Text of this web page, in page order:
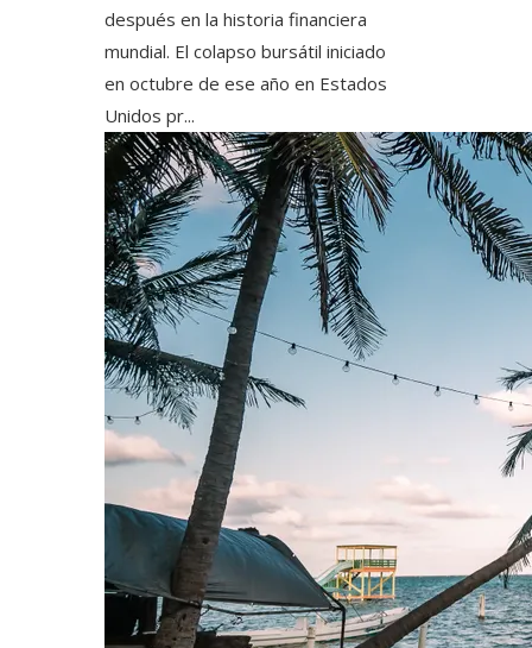
después en la historia financiera
mundial. El colapso bursátil iniciado
en octubre de ese año en Estados
Unidos pr...